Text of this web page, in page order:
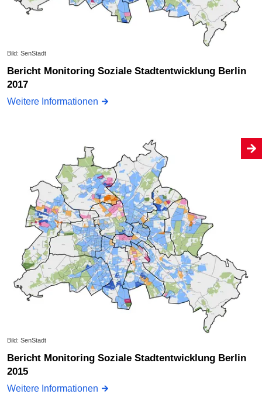
Bild: SenStadt
Bericht Monitoring Soziale Stadtentwicklung Berlin
2017
Weitere Informationen
Bild: SenStadt
Bericht Monitoring Soziale Stadtentwicklung Berlin
2015
Weitere Informationen